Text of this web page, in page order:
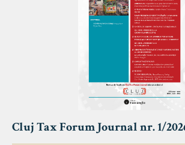
Cluj Tax Forum Journal nr. 1/